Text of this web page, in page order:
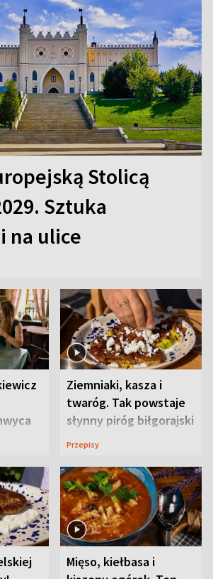
Stolicą
Sztuka
na ulice
Ziemniaki, kasza i
twaróg. Tak powstaje
słynny piróg biłgorajski
Przepisy
Mięso, kiełbasa i